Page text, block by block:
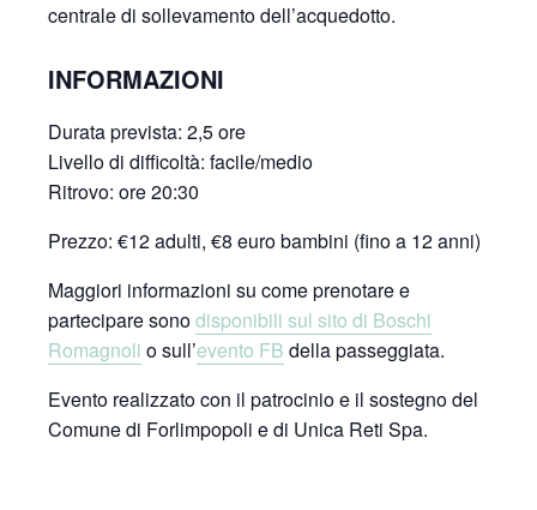
centrale di sollevamento dell’acquedotto.
INFORMAZIONI
Durata prevista: 2,5 ore
Livello di difficoltà: facile/medio
Ritrovo: ore 20:30
Prezzo: €12 adulti, €8 euro bambini (fino a 12 anni)
Maggiori informazioni su come prenotare e
partecipare sonodisponibili sul sito di Boschi
Romagnoli o sull’evento FB della passeggiata.
Evento realizzato con il patrocinio e il sostegno del
Comune di Forlimpopoli e di Unica Reti Spa.